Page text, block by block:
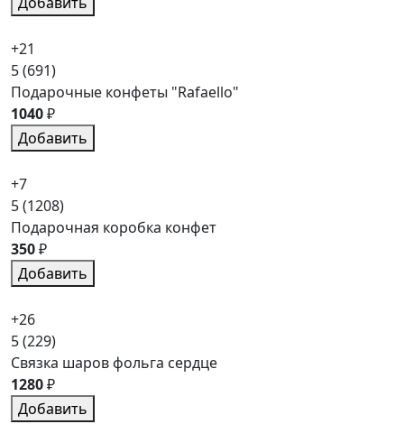
+21
5(691)
Подарочные конфеты "Rafaello"
1040₽
Добавить
+7
5(1208)
Подарочная коробка конфет
350₽
Добавить
+26
5(229)
Связка шаров фольга сердце
1280₽
Добавить